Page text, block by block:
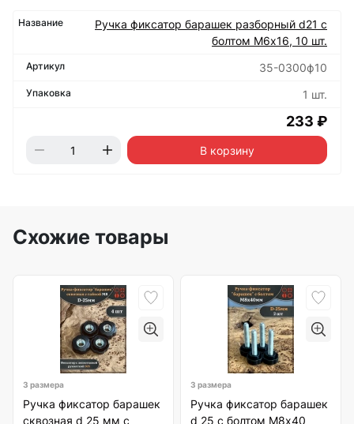
Ручка фиксатор барашек разборный d21 с
болтом М6х16, 10 шт.
35-0300ф10
1 шт.
233 ₽
В корзину
Схожие товары
3 размера
Ручка фиксатор барашек
сквозная d 25 мм с
3 размера
Ручка фиксатор барашек
d 25 с болтом М8х40